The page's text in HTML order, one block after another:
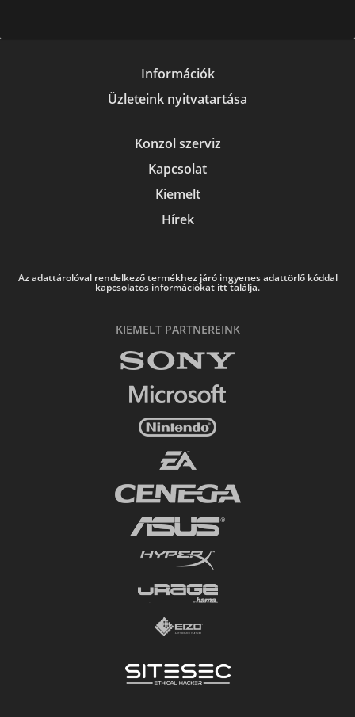
Információk
Üzleteink nyitvatartása
Konzol szerviz
Kapcsolat
Kiemelt
Hírek
Az adattárolóval rendelkező termékhez járó ingyenes adattörlő kóddal
kapcsolatos információkat itt találja.
KIEMELT PARTNEREINK